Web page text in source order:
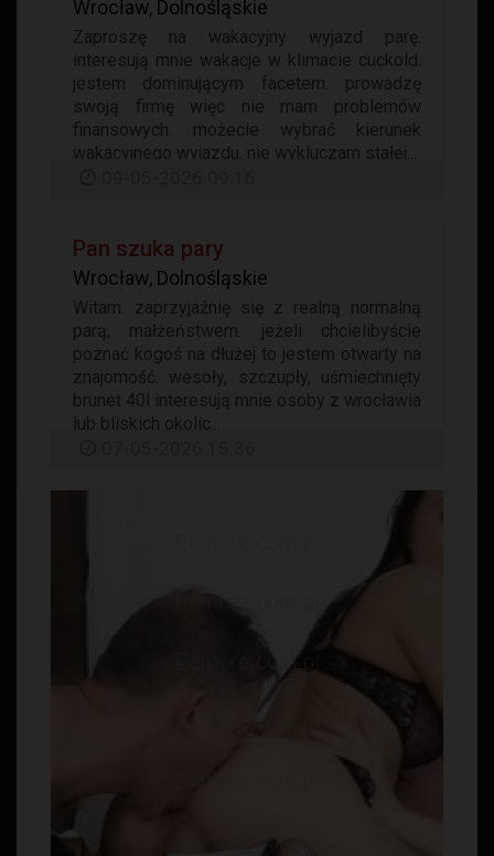
Wrocław, Dolnośląskie
Zaproszę na wakacyjny wyjazd parę.
interesują mnie wakacje w klimacie cuckold.
jestem dominującym facetem. prowadzę
swoją firmę więc nie mam problemów
finansowych. możecie wybrać kierunek
wakacyjnego wyjazdu. nie wykluczam stałej...
Pan szuka pary
Wrocław, Dolnośląskie
Witam. zaprzyjaźnię się z realną normalną
parą, małżeństwem. jeżeli chcielibyście
poznać kogoś na dłużej to jestem otwarty na
znajomość. wesoły, szczupły, uśmiechnięty
brunet 40l interesują mnie osoby z wrocławia
lub bliskich okolic...